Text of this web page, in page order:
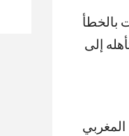
بالخطأ
إلى